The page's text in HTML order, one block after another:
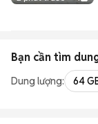
Bạn cần tìm
Dung lượng: 64